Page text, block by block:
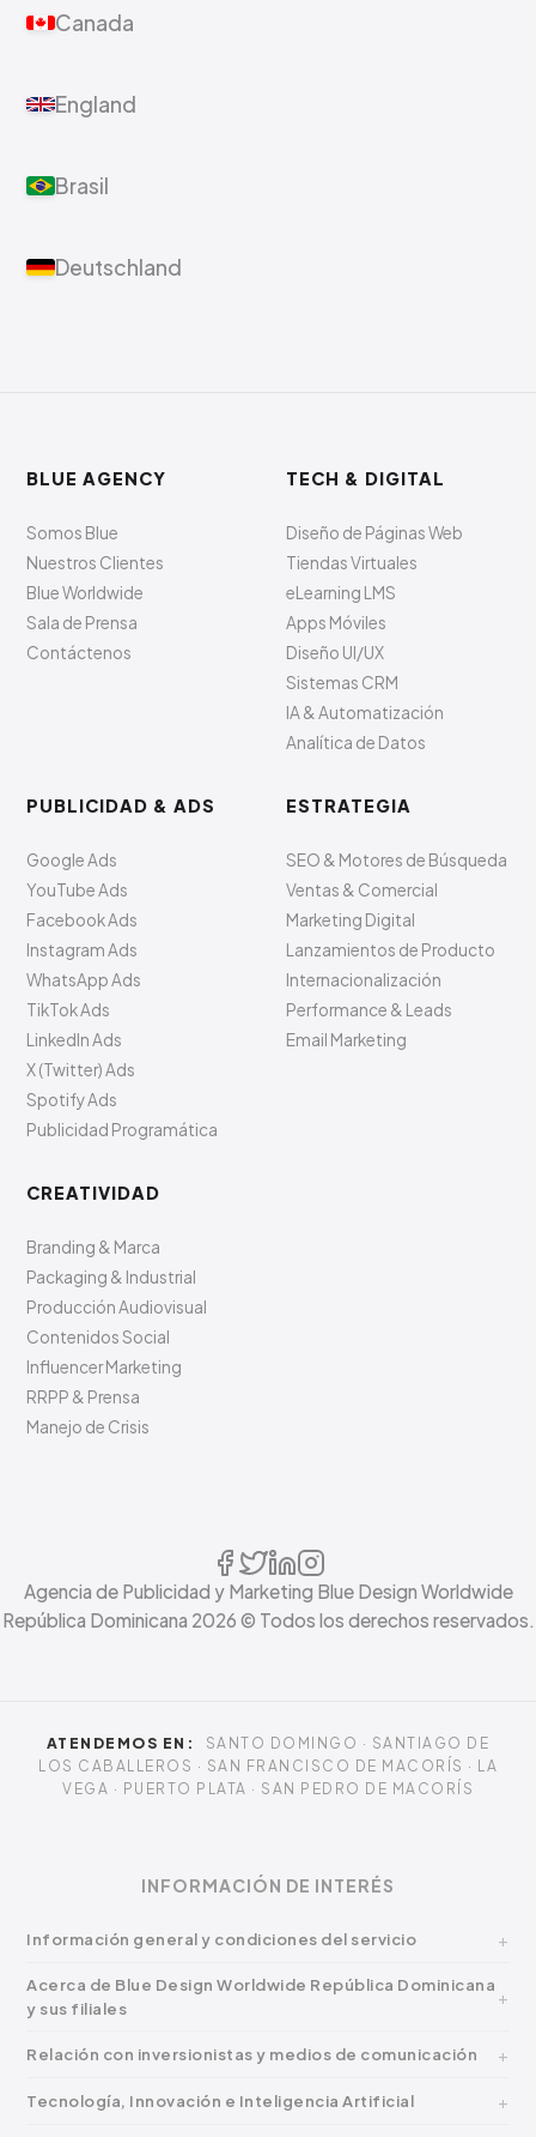
Canada
England
Brasil
Deutschland
BLUE AGENCY
Somos Blue
Nuestros Clientes
Blue Worldwide
Sala de Prensa
Contáctenos
TECH & DIGITAL
Diseño de Páginas Web
Tiendas Virtuales
eLearning LMS
Apps Móviles
Diseño UI/UX
Sistemas CRM
IA & Automatización
Analítica de Datos
PUBLICIDAD & ADS
Google Ads
YouTube Ads
Facebook Ads
Instagram Ads
WhatsApp Ads
TikTok Ads
LinkedIn Ads
X (Twitter) Ads
Spotify Ads
Publicidad Programática
ESTRATEGIA
SEO & Motores de Búsqueda
Ventas & Comercial
Marketing Digital
Lanzamientos de Producto
Internacionalización
Performance & Leads
Email Marketing
CREATIVIDAD
Branding & Marca
Packaging & Industrial
Producción Audiovisual
Contenidos Social
Influencer Marketing
RRPP & Prensa
Manejo de Crisis
Agencia de Publicidad y Marketing Blue Design Worldwide
República Dominicana 2026 © Todos los derechos reservados.
ATENDEMOS EN:
SANTO DOMINGO · SANTIAGO DE
LOS CABALLEROS · SAN FRANCISCO DE MACORÍS · LA
VEGA · PUERTO PLATA · SAN PEDRO DE MACORÍS
INFORMACIÓN DE INTERÉS
Información general y condiciones del servicio
Acerca de Blue Design Worldwide República Dominicana
y sus filiales
Relación con inversionistas y medios de comunicación
Tecnología, Innovación e Inteligencia Artificial